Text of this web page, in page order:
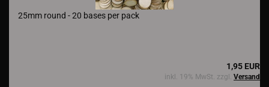
25mm round - 20 bases per pack
1,95 EUR
inkl. 19% MwSt. zzgl. Versand